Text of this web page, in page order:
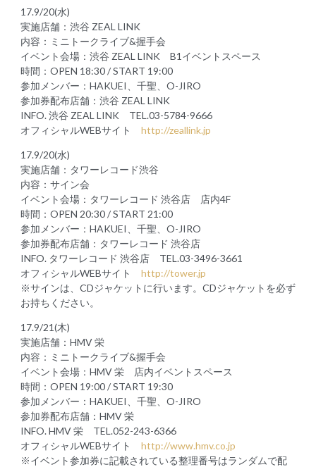
17.9/20(水)
実施店舗：渋谷 ZEAL LINK
内容：ミニトークライブ&握手会
イベント会場：渋谷 ZEAL LINK B1イベントスペース
時間：OPEN 18:30 / START 19:00
参加メンバー：HAKUEI、千聖、O-JIRO
参加券配布店舗：渋谷 ZEAL LINK
INFO. 渋谷 ZEAL LINK TEL.03-5784-9666
オフィシャルWEBサイト http://zeallink.jp
17.9/20(水)
実施店舗：タワーレコード渋谷
内容：サイン会
イベント会場：タワーレコード 渋谷店 店内4F
時間：OPEN 20:30 / START 21:00
参加メンバー：HAKUEI、千聖、O-JIRO
参加券配布店舗：タワーレコード 渋谷店
INFO. タワーレコード 渋谷店 TEL.03-3496-3661
オフィシャルWEBサイト http://tower.jp
※サインは、CDジャケットに行います。CDジャケットを必ず
お持ちください。
17.9/21(木)
実施店舗：HMV 栄
内容：ミニトークライブ&握手会
イベント会場：HMV 栄 店内イベントスペース
時間：OPEN 19:00 / START 19:30
参加メンバー：HAKUEI、千聖、O-JIRO
参加券配布店舗：HMV 栄
INFO. HMV 栄 TEL.052-243-6366
オフィシャルWEBサイト http://www.hmv.co.jp
※イベント参加券に記載されている整理番号はランダムで配